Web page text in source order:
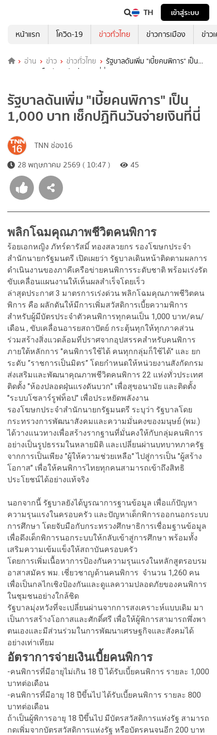
TH
เข้าสู่ระบบ
หน้าแรก
โควิด-19 ข่าวทั่วไทย ข่าวการเมือง ข่าว
อ่าน ข่าว ข่าวทั่วไทย
รัฐบาลดันเพิ่ม "เบี้ยคนพิการ" เป็น
1,000 บาท เช็กปฏิทินวันจ่ายเงินที่นี่
รัฐบาลดันเพิ่ม "เบี้ยคนพิการ" เป็น
1,000 บาท เช็กปฏิทินวันจ่ายเงินที่นี่
TNN ช่อง16
28 พฤษภาคม 2569 ( 10:47 )
45
พลิกโฉมคุณภาพชีวิตคนพิการ
ร้อยเอกหญิง ภัทร์ดารัสมิ์ ทองสลวยกร รองโฆษกประจำ
สำนักนายกรัฐมนตรี เปิดเผยว่า รัฐบาลเดินหน้าติดตามผลการ
ดำเนินงานของภาคีเครือข่ายคนพิการระดับชาติ พร้อมเร่งรัด
ขับเคลื่อนแผนงานให้เห็นผลสำเร็จโดยเร็ว
ล่าสุดประกาศ 3 มาตรการเร่งด่วน พลิกโฉมคุณภาพชีวิตคน
พิการ คือ ผลักดันให้มีการเพิ่มสวัสดิการเบี้ยความพิการ
สำหรับผู้มีบัตรประจำตัวคนพิการทุกคนเป็น 1,000 บาท/คน/
เดือน , ขับเคลื่อนอารยสถาปัตย์ กระตุ้นทุกให้ทุกภาคส่วน
ร่วมสร้างสิ่งแวดล้อมที่ปราศจากอุปสรรคสำหรับคนพิการ
ภายใต้หลักการ "คนพิการใช้ได้ คนทุกกลุ่มก็ใช้ได้" และ ยก
ระดับ ”ราชการเป็นมิตร” โดยกำหนดให้หน่วยงานสังกัดกรม
ส่งเสริมและพัฒนาคุณภาพชีวิตคนพิการ 22 แห่งทั่วประเทศ
ติดตั้ง "ห้องปลอดฝุ่นแรงดันบวก" เพื่อสุขอนามัย และติดตั้ง
"ระบบโซลาร์รูฟท็อป" เพื่อประหยัดพลังงาน
รองโฆษกประจำสำนักนายกรัฐมนตรี ระบุว่า รัฐบาลโดย
กระทรวงการพัฒนาสังคมและความมั่นคงของมนุษย์ (พม.)
ได้วางแนวทางเพื่อสร้างรากฐานที่มั่นคงให้กับกลุ่มคนพิการ
อย่างเป็นรูปธรรมในหลายมิติ และเปลี่ยนผ่านบทบาทภาครัฐ
จากการเป็นเพียง "ผู้ให้ความช่วยเหลือ" ไปสู่การเป็น "ผู้สร้าง
โอกาส" เพื่อให้คนพิการไทยทุกคนสามารถเข้าถึงสิทธิ
ประโยชน์ได้อย่างแท้จริง
นอกจากนี้ รัฐบาลยังได้บูรณาการฐานข้อมูล เพื่อแก้ปัญหา
ความรุนแรงในครอบครัว และปัญหาเด็กพิการออกนอกระบบ
การศึกษา โดยจับมือกับกระทรวงศึกษาธิการเชื่อมฐานข้อมูล
เพื่อดึงเด็กพิการนอกระบบให้กลับเข้าสู่การศึกษา พร้อมทั้ง
เสริมความเข้มแข็งให้สถาบันครอบครัว
โดยการเพิ่มเนื้อหาการป้องกันความรุนแรงในหลักสูตรอบรม
อาสาสมัคร พม. เชี่ยวชาญด้านคนพิการ จำนวน 1,260 คน
เพื่อเป็นกลไกเชิงป้องกันและดูแลความปลอดภัยของคนพิการ
ในชุมชนอย่างใกล้ชิด
รัฐบาลมุ่งหวังที่จะเปลี่ยนผ่านจากการสงเคราะห์แบบเดิม มา
เป็นการสร้างโอกาสและศักดิ์ศรี เพื่อให้ผู้พิการสามารถพึ่งพา
ตนเองและมีส่วนร่วมในการพัฒนาเศรษฐกิจและสังคมได้
อย่างเท่าเทียม
อัตราการจ่ายเงินเบี้ยคนพิการ
-คนพิการที่มีอายุไม่เกิน 18 ปี ได้รับเบี้ยคนพิการ รายละ 1,000
บาทต่อเดือน
-คนพิการที่มีอายุ 18 ปีขึ้นไป ได้รับเบี้ยคนพิการ รายละ 800
บาทต่อเดือน
ถ้าเป็นผู้พิการอายุ 18 ปีขึ้นไป มีบัตรสวัสดิการแห่งรัฐ สามารถ
กดเพิ่มจากบัตรสวัสดิการแห่งรัฐ หรือบัตรคนจนอีก 200 บาท